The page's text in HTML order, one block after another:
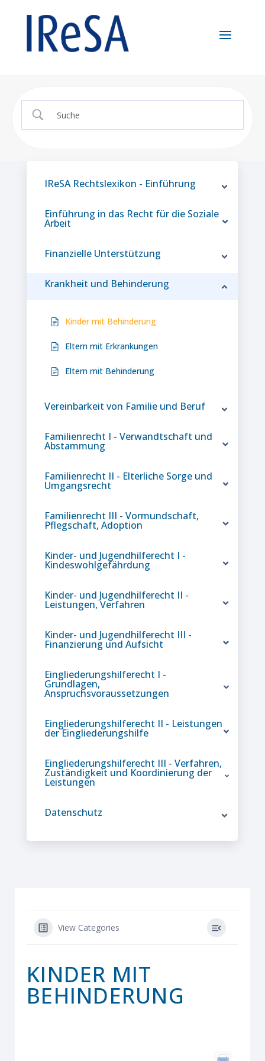
IReSA Rechtslexikon - Einführung
Einführung in das Recht für die Soziale
Arbeit
Finanzielle Unterstützung
Krankheit und Behinderung
Kinder mit Behinderung
Eltern mit Erkrankungen
Eltern mit Behinderung
Vereinbarkeit von Familie und Beruf
Familienrecht I - Verwandtschaft und
Abstammung
Familienrecht II - Elterliche Sorge und
Umgangsrecht
Familienrecht III - Vormundschaft,
Pflegschaft, Adoption
Kinder- und Jugendhilferecht I -
Kindeswohlgefährdung
Kinder- und Jugendhilferecht II -
Leistungen, Verfahren
Kinder- und Jugendhilferecht III -
Finanzierung und Aufsicht
Eingliederungshilferecht I -
Grundlagen,
Anspruchsvoraussetzungen
Eingliederungshilferecht II - Leistungen
der Eingliederungshilfe
Eingliederungshilferecht III - Verfahren,
Zuständigkeit und Koordinierung der
Leistungen
Datenschutz
View Categories
KINDER MIT
BEHINDERUNG